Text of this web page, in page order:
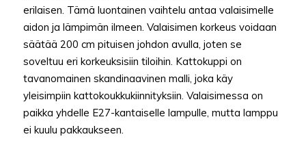
erilaisen. Tämä luontainen vaihtelu antaa valaisimelle
aidon ja lämpimän ilmeen. Valaisimen korkeus voidaan
säätää 200 cm pituisen johdon avulla, joten se
soveltuu eri korkeuksisiin tiloihin. Kattokuppi on
tavanomainen skandinaavinen malli, joka käy
yleisimpiin kattokoukkukiinnityksiin. Valaisimessa on
paikka yhdelle E27-kantaiselle lampulle, mutta lamppu
ei kuulu pakkaukseen.